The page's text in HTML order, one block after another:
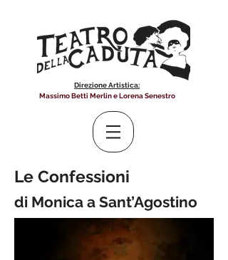
Direzione Artistica:
Massimo Betti Merlin e Lorena Senestro
Le Confessioni
di Monica a Sant’Agostino